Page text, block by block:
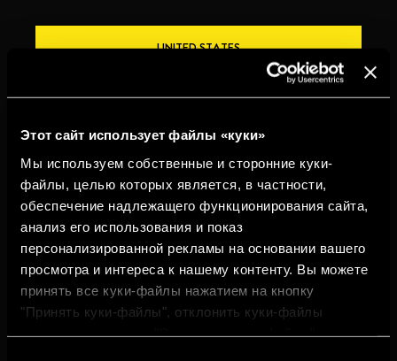
Этот сайт использует файлы «куки»
Мы используем собственные и сторонние куки-
файлы, целью которых является, в частности,
обеспечение надлежащего функционирования сайта,
анализ его использования и показ
персонализированной рекламы на основании вашего
просмотра и интереса к нашему контенту. Вы можете
принять все куки-файлы нажатием на кнопку
"Принять куки-файлы", отклонить куки-файлы
UNITED STATES
ПЕЙТЕ ОТВЕТСТВЕННО
WhistleblowingЮридическая
информация
Конфиденциальность Политика
использования
cookies
©2026 Miguel Torres S.A. Все права защищены.